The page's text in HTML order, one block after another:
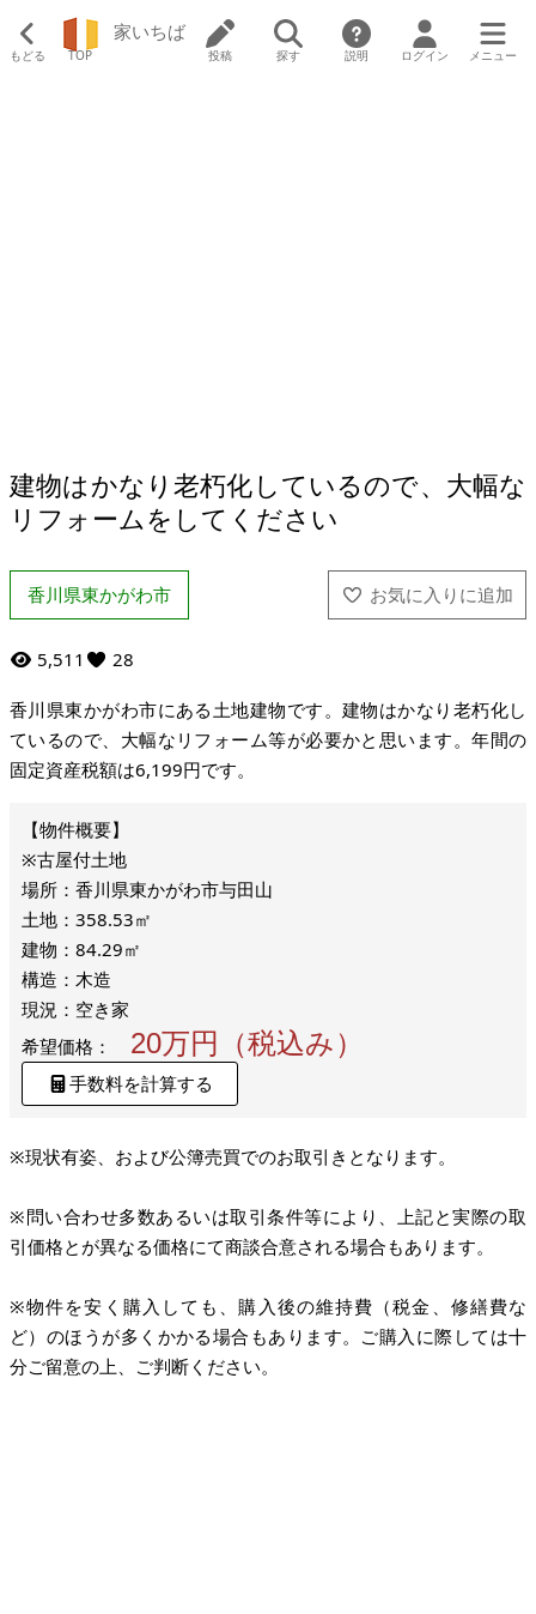
もどる TOP
家いちば
投稿 探す 説明 ログイン メニュー
建物はかなり老朽化しているので、大幅な
リフォームをしてください
香川県東かがわ市
5,511 28
香川県東かがわ市にある土地建物です。建物はかなり老朽化し
ているので、大幅なリフォーム等が必要かと思います。年間の
固定資産税額は6,199円です。
※古屋付土地
場所：香川県東かがわ市与田山
土地：358.53㎡
建物：84.29㎡
構造：木造
現況：空き家
希望価格：
20万円（税込み）
手数料を計算する
※現状有姿、および公簿売買でのお取引きとなります。
※問い合わせ多数あるいは取引条件等により、上記と実際の取
引価格とが異なる価格にて商談合意される場合もあります。
※物件を安く購入しても、購入後の維持費（税金、修繕費な
ど）のほうが多くかかる場合もあります。ご購入に際しては十
分ご留意の上、ご判断ください。